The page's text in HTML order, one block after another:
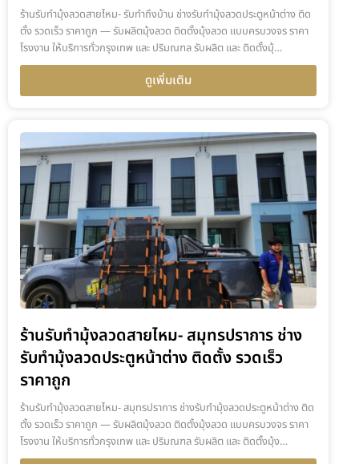
ร้านรับทำมุ้งลวดสายไหม- รับทำถึงบ้าน ช่างรับทำมุ้งลวดประตูหน้าต่าง ติด
ตั้ง รวดเร็ว ราคาถูก — รับผลิตมุ้งลวด ติดตั้งมุ้งลวด แบบครบวงจร ราคา
โรงงาน ให้บริการทั่วกรุงเทพ และ ปริมณฑล รับผลิต และ ติดตั้งมุ้…
ดูเพิ่มเติม
ร้านรับทำมุ้งลวดสายไหม- สมุทรปราการ ช่าง
รับทำมุ้งลวดประตูหน้าต่าง ติดตั้ง รวดเร็ว
ราคาถูก
ร้านรับทำมุ้งลวดสายไหม- สมุทรปราการ ช่างรับทำมุ้งลวดประตูหน้าต่าง ติด
ตั้ง รวดเร็ว ราคาถูก — รับผลิตมุ้งลวด ติดตั้งมุ้งลวด แบบครบวงจร ราคา
โรงงาน ให้บริการทั่วกรุงเทพ และ ปริมณฑล รับผลิต และ ติดตั้งมุ้ง…